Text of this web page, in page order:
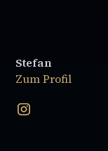
Stefan
Zum Profil